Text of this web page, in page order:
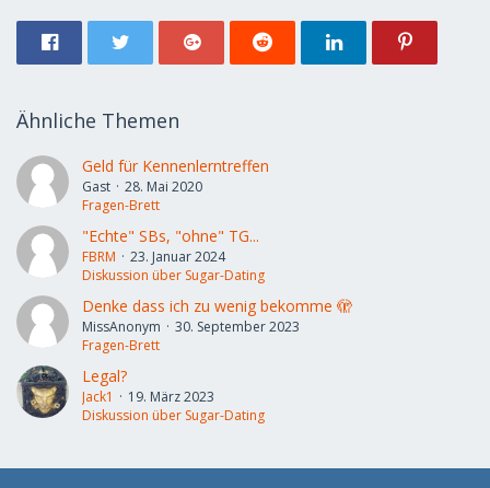
Ähnliche Themen
Geld für Kennenlerntreffen
Gast
28. Mai 2020
Fragen-Brett
"Echte" SBs, "ohne" TG...
FBRM
23. Januar 2024
Diskussion über Sugar-Dating
Denke dass ich zu wenig bekomme 🫣
MissAnonym
30. September 2023
Fragen-Brett
Legal?
Jack1
19. März 2023
Diskussion über Sugar-Dating